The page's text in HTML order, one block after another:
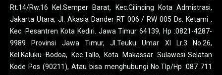
Rt.14/Rw.16 Kel.Semper Barat, Kec.Cilincing Kota Admistrasi,
Jakarta Utara, Jl. Akasia Dander RT 006 / RW 005 Ds. Ketami ,
Kec. Pesantren Kota Kediri. Jawa Timur 64139, Hp :0821-4287-
9989 Provinsi Jawa Timur, Jl.Teuku Umar XI Lr.3 No.26,
Kel.Kaluku Bodoa, Kec.Tallo, Kota Makassar Sulawesi-Selatan
Kode Pos (90211), Atau bisa menghubungi No.Tlp/Hp :087 711